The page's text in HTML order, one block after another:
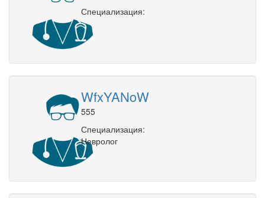
Специализация:
WfxYANoW
555
Специализация:
Невролог